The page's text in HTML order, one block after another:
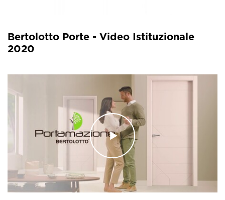
Bertolotto Porte - Video Istituzionale
2020